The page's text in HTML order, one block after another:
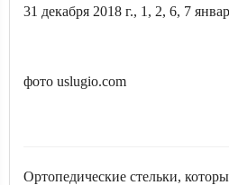
31 декабря 2018 г., 1, 2, 6, 7
фото uslugio.com
Ортопедические стельки,